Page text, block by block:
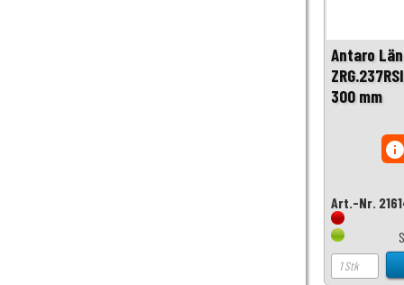
Antaro
300 mm
Art.-Nr.